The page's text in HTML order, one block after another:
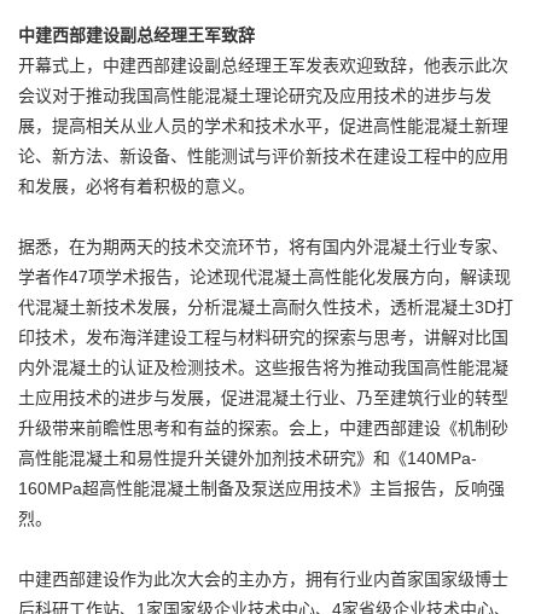
中建西部建设副总经理王军致辞
开幕式上，中建西部建设副总经理王军发表欢迎致辞，他表示此次
会议对于推动我国高性能混凝土理论研究及应用技术的进步与发
展，提高相关从业人员的学术和技术水平，促进高性能混凝土新理
论、新方法、新设备、性能测试与评价新技术在建设工程中的应用
和发展，必将有着积极的意义。
据悉，在为期两天的技术交流环节，将有国内外混凝土行业专家、
学者作47项学术报告，论述现代混凝土高性能化发展方向，解读现
代混凝土新技术发展，分析混凝土高耐久性技术，透析混凝土3D打
印技术，发布海洋建设工程与材料研究的探索与思考，讲解对比国
内外混凝土的认证及检测技术。这些报告将为推动我国高性能混凝
土应用技术的进步与发展，促进混凝土行业、乃至建筑行业的转型
升级带来前瞻性思考和有益的探索。会上，中建西部建设《机制砂
高性能混凝土和易性提升关键外加剂技术研究》和《140MPa-
160MPa超高性能混凝土制备及泵送应用技术》主旨报告，反响强
烈。
中建西部建设作为此次大会的主办方，拥有行业内首家国家级博士
后科研工作站、1家国家级企业技术中心、4家省级企业技术中心、